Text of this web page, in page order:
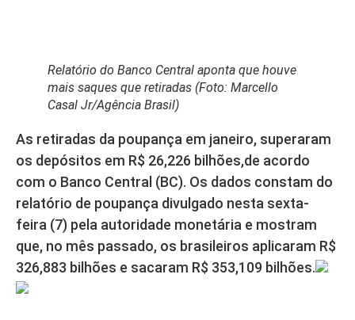
Relatório do Banco Central aponta que houve
mais saques que retiradas (Foto: Marcello
Casal Jr/Agência Brasil)
As retiradas da poupança em janeiro, superaram
os depósitos em R$ 26,226 bilhões,de acordo
com o Banco Central (BC). Os dados constam do
relatório de poupança divulgado nesta sexta-
feira (7) pela autoridade monetária e mostram
que, no mês passado, os brasileiros aplicaram R$
326,883 bilhões e sacaram R$ 353,109 bilhões.